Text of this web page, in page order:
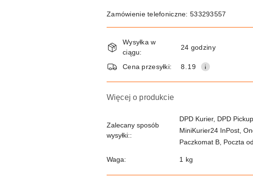
Zamówienie telefoniczne: 533293557
Dostępność
i
dostawa
Wysyłka w
ciągu:
24 godziny
Cena przesyłki: 8.19
Więcej o produkcie
Zalecany sposób
wysyłki::
DPD Kurier, DPD
MiniKurier24 InPost,
Paczkomat B, Poczta
Waga: 1 kg